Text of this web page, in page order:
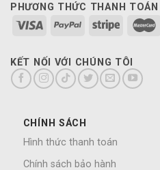
PHƯƠNG THỨC THANH TOÁN
KẾT NỐI VỚI CHÚNG TÔI
CHÍNH SÁCH
Hình thức thanh toán
Chính sách bảo hành